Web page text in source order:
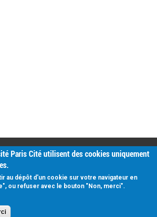
Paris Cité utilisent des cookies uniquement
au dépôt d'un cookie sur votre navigateur en
ou refuser avec le bouton "Non, merci".